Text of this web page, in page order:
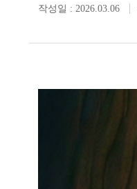
작성일 : 2026.03.06